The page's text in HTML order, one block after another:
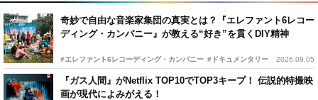
奇妙で自由な音楽家集団の真実とは？『エレファント6レコー
ディング・カンパニー』が教える“好き”を貫くDIY精神
#エレファント6レコーディング・カンパニー #ドキュメンタリー 2026.08.05
『ガス人間』がNetflix TOP10でTOP3キープ！ 伝説的特撮映
画が現代によみがえる！